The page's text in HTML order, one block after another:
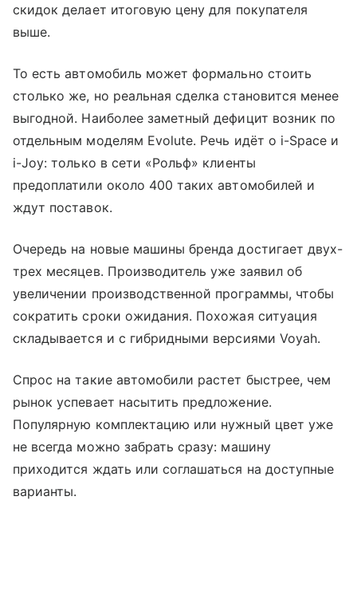
скидок делает итоговую цену для покупателя
выше.
То есть автомобиль может формально стоить
столько же, но реальная сделка становится менее
выгодной. Наиболее заметный дефицит возник по
отдельным моделям Evolute. Речь идёт о i-Space и
i-Joy: только в сети «Рольф» клиенты
предоплатили около 400 таких автомобилей и
ждут поставок.
Очередь на новые машины бренда достигает двух-
трех месяцев. Производитель уже заявил об
увеличении производственной программы, чтобы
сократить сроки ожидания. Похожая ситуация
складывается и с гибридными версиями Voyah.
Спрос на такие автомобили растет быстрее, чем
рынок успевает насытить предложение.
Популярную комплектацию или нужный цвет уже
не всегда можно забрать сразу: машину
приходится ждать или соглашаться на доступные
варианты.